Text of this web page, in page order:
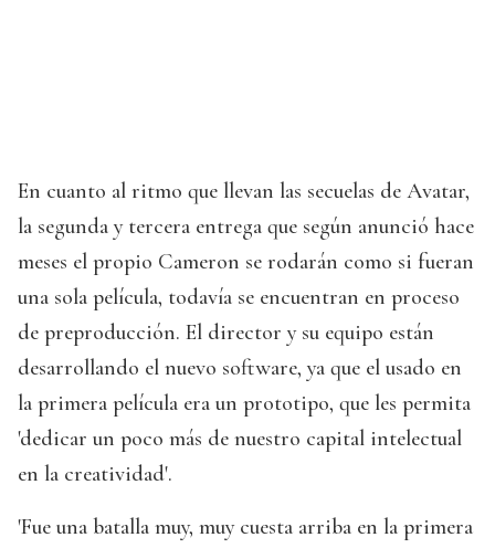
En cuanto al ritmo que llevan las secuelas de Avatar,
la segunda y tercera entrega que según anunció hace
meses el propio Cameron se rodarán como si fueran
una sola película, todavía se encuentran en proceso
de preproducción. El director y su equipo están
desarrollando el nuevo software, ya que el usado en
la primera película era un prototipo, que les permita
'dedicar un poco más de nuestro capital intelectual
en la creatividad'.
'Fue una batalla muy, muy cuesta arriba en la primera